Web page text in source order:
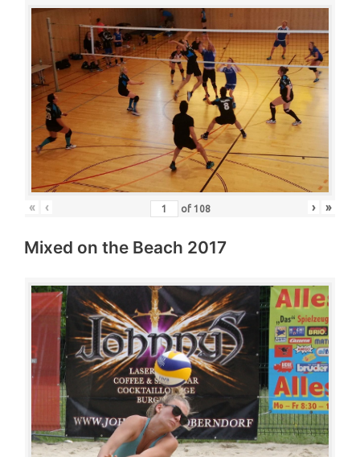
« ‹ of 108 › »
Mixed on the Beach 2017